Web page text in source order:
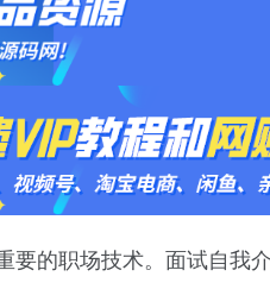
的职场技术。面试自我